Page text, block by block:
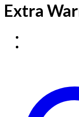
Extra